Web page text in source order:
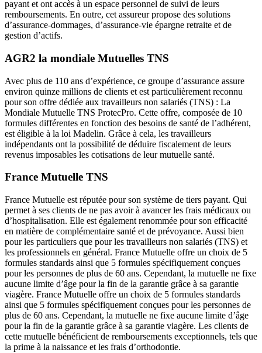
payant et ont accès à un espace personnel de suivi de leurs
remboursements. En outre, cet assureur propose des solutions
d’assurance-dommages, d’assurance-vie épargne retraite et de
gestion d’actifs.
AGR2 la mondiale Mutuelles TNS
Avec plus de 110 ans d’expérience, ce groupe d’assurance assure
environ quinze millions de clients et est particulièrement reconnu
pour son offre dédiée aux travailleurs non salariés (TNS) : La
Mondiale Mutuelle TNS ProtecPro. Cette offre, composée de 10
formules différentes en fonction des besoins de santé de l’adhérent,
est éligible à la loi Madelin. Grâce à cela, les travailleurs
indépendants ont la possibilité de déduire fiscalement de leurs
revenus imposables les cotisations de leur mutuelle santé.
France Mutuelle TNS
France Mutuelle est réputée pour son système de tiers payant. Qui
permet à ses clients de ne pas avoir à avancer les frais médicaux ou
d’hospitalisation. Elle est également renommée pour son efficacité
en matière de complémentaire santé et de prévoyance. Aussi bien
pour les particuliers que pour les travailleurs non salariés (TNS) et
les professionnels en général. France Mutuelle offre un choix de 5
formules standards ainsi que 5 formules spécifiquement conçues
pour les personnes de plus de 60 ans. Cependant, la mutuelle ne fixe
aucune limite d’âge pour la fin de la garantie grâce à sa garantie
viagère. France Mutuelle offre un choix de 5 formules standards
ainsi que 5 formules spécifiquement conçues pour les personnes de
plus de 60 ans. Cependant, la mutuelle ne fixe aucune limite d’âge
pour la fin de la garantie grâce à sa garantie viagère. Les clients de
cette mutuelle bénéficient de remboursements exceptionnels, tels que
la prime à la naissance et les frais d’orthodontie.